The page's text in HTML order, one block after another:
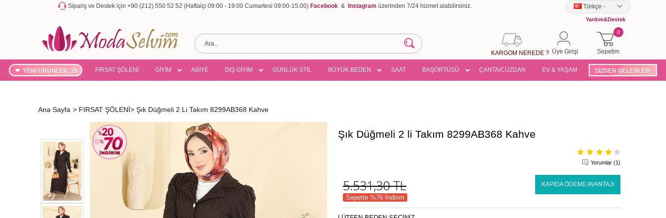
Sipariş ve Destek için +90 (212) 550 52 52 (Haftaiçi 09:00 - 19:00 Cumartesi 09:00-15:00) Facebook & Instagram üzerinden 7/24 hizmet alabilirsiniz. Türkçe -
Yardım&Destek
Sepetim
0
Üye Girişi
KARGOM NEREDE ?
YENİ ÜRÜNLER '26 FIRSAT ŞÖLENİ GİYİM ABİYE DIŞ GİYİM GÜNLÜK STİL BÜYÜK BEDEN SAAT BAŞÖRTÜSÜ ÇANTA/CÜZDAN EV & YAŞAM SİZDEN GELENLER
Ana Sayfa > FIRSAT ŞÖLENİ> Şık Düğmeli 2 Li Takım 8299AB368 Kahve
Şık Düğmeli 2 li Takım 8299AB368 Kahve
Yorumlar (1)
5.531,30TL KAPIDA ÖDEME AVANTAJI
Sepette %76 İndirim